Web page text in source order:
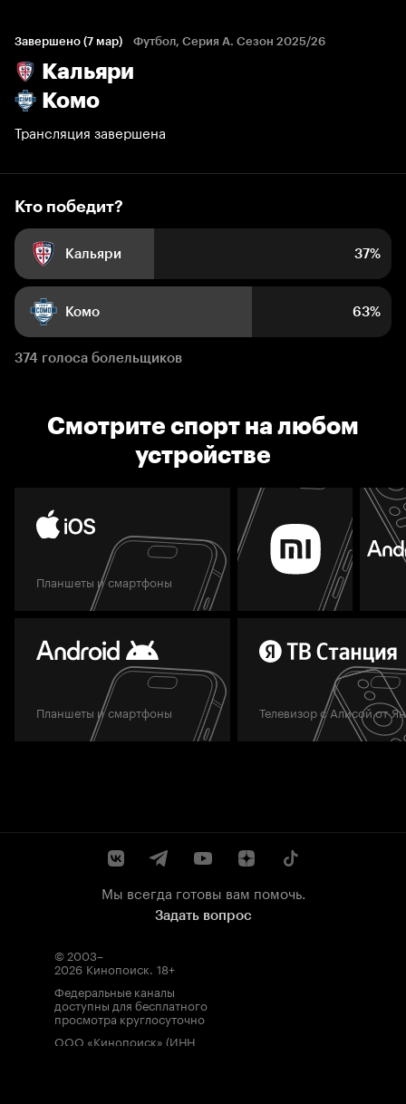
Завершено (7 мар) Футбол, Серия А. Сезон 2025/26
Кальяри
Комо
Трансляция завершена
37%
Кто победит?
Кальяри 37%
Комо 63%
374 голоса болельщиков
Смотрите спорт на любом
устройстве
Планшеты и смартфоны
Планшеты и смартфоны Телевизор с Алисой от
Мы всегда готовы вам помочь.
Задать вопрос
© 2003–
2026 Кинопоиск 18+
Федеральные каналы
доступны для бесплатного
просмотра круглосуточно
ООО «Кинопоиск» (ИНН